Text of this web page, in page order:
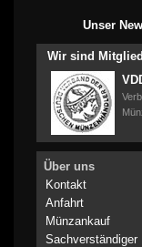
Unser
Wir sind
Über uns
Kontakt
Anfahrt
Münzankauf
Sachverständiger